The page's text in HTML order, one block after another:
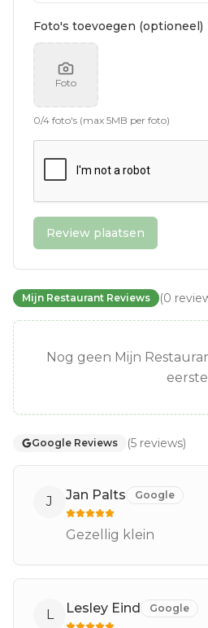
Foto's toevoegen (optioneel)
Foto
0/4 foto's (max 5MB per foto)
Review plaatsen
Mijn Restaurant Reviews (0
Nog geen Mijn
Google Reviews (5 reviews)
J Jan Palts Google
Gezellig klein
L Lesley Eind Google